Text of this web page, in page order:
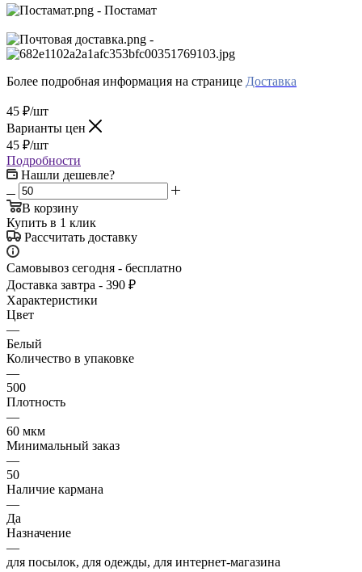
- Постамат
-
Более подробная информация на странице Доставка
45 ₽/шт
Варианты цен
45 ₽/шт
Подробности
Нашли дешевле?
В корзину
Купить в 1 клик
Рассчитать доставку
Самовывоз сегодня - бесплатно
Доставка завтра - 390 ₽
Характеристики
Цвет
—
Белый
Количество в упаковке
—
500
Плотность
—
60 мкм
Минимальный заказ
—
50
Наличие кармана
—
Да
Назначение
—
для посылок, для одежды, для интернет-магазина